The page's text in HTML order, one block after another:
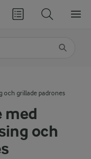
med
och
och grillade padrones